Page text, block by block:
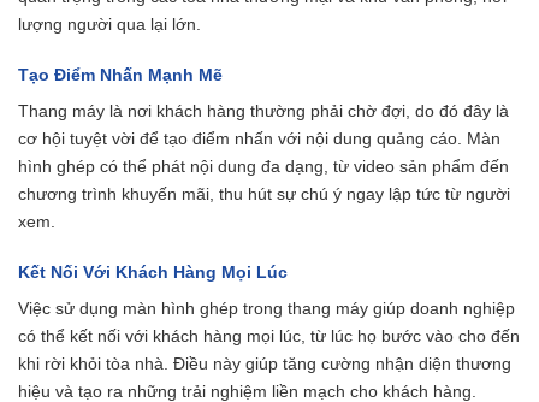
lượng người qua lại lớn.
Tạo Điểm Nhấn Mạnh Mẽ
Thang máy là nơi khách hàng thường phải chờ đợi, do đó đây là
cơ hội tuyệt vời để tạo điểm nhấn với nội dung quảng cáo. Màn
hình ghép có thể phát nội dung đa dạng, từ video sản phẩm đến
chương trình khuyến mãi, thu hút sự chú ý ngay lập tức từ người
xem.
Kết Nối Với Khách Hàng Mọi Lúc
Việc sử dụng màn hình ghép trong thang máy giúp doanh nghiệp
có thể kết nối với khách hàng mọi lúc, từ lúc họ bước vào cho đến
khi rời khỏi tòa nhà. Điều này giúp tăng cường nhận diện thương
hiệu và tạo ra những trải nghiệm liền mạch cho khách hàng.